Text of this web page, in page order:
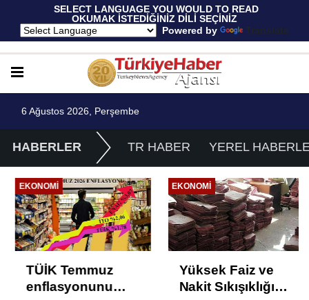
SELECT LANGUAGE YOU WOULD TO READ
OKUMAK İSTEDİĞİNİZ DİLİ SEÇİNİZ
Powered by
Translate
6 Ağustos 2026, Perşembe
HABERLER TR HABER YEREL
EKONOMI
TÜİK Temmuz
enflasyonunu
EKONOMI
Yüksek Faiz ve
Nakit Sıkışıklığı